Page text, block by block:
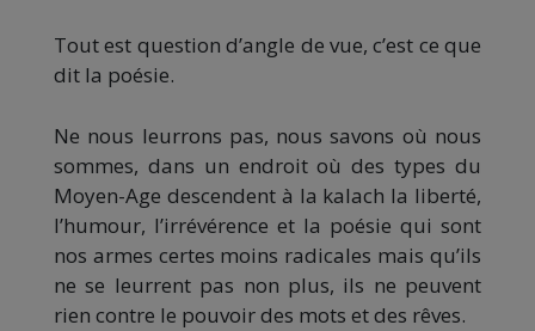
Tout est question d’angle de vue, c’est ce que
dit la poésie.
Ne nous leurrons pas, nous savons où nous
sommes, dans un endroit où des types du
Moyen-Age descendent à la kalach la liberté,
l’humour, l’irrévérence et la poésie qui sont
nos armes certes moins radicales mais qu’ils
ne se leurrent pas non plus, ils ne peuvent
rien contre le pouvoir des mots et des rêves.